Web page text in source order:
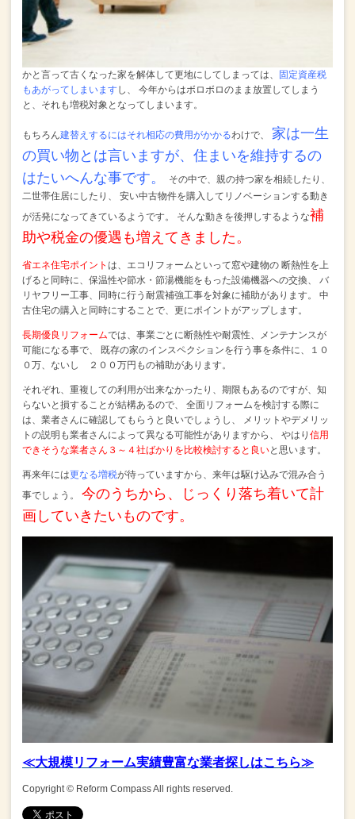
かと言って古くなった家を解体して更地にしてしまっては、
固定資産税
もあがってしまいますし、
今年からはボロボロのまま放置してしまう
と、それも増税対象となってしまいます。
もちろん建替えするにはそれ相応の費用がかかるわけで、
家は一生
の買い物とは言いますが、住まいを維持するの
はたいへんな事です。
その中で、親の持つ家を相続したり、
二世帯住居にしたり、
安い中古物件を購入してリノベーションする動き
が活発になってきているようです。
そんな動きを後押しするような補
助や税金の優遇も増えてきました。
省エネ住宅ポイント は、エコリフォームといって窓や建物の 断熱性を上
げると同時に、保温性や節水・節湯機能をもった設備機器への交換、
バ
リヤフリー工事、同時に行う耐震補強工事を対象に補助があります。
中
古住宅の購入と同時にすることで、更にポイントがアップします。
長期優良リフォームでは、事業ごとに断熱性や耐震性、メンテナンスが
可能になる事で、
既存の家のインスペクションを行う事を条件に、１０
０万、ないし ２００万円もの補助があります。
それぞれ、重複しての利用が出来なかったり、期限もあるのですが、知
らないと損することが結構あるので、
全面リフォームを検討する際に
は、業者さんに確認してもらうと良いでしょうし、
メリットやデメリッ
トの説明も業者さんによって異なる可能性がありますから、
やはり 信用
できそうな業者さん３～４社ばかりを比較検討すると良いと思います。
再来年には更なる増税が待っていますから、来年は駆け込みで混み合う
事でしょう。
今のうちから、じっくり落ち着いて計
画していきたいものです。
≪大規模リフォーム実績豊富な業者探しはこちら≫
Copyright © Reform Compass All rights reserved.